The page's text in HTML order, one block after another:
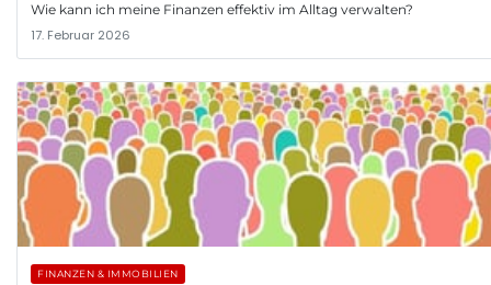
Wie kann ich meine Finanzen effektiv im Alltag verwalten?
17. Februar 2026
FINANZEN & IMMOBILIEN